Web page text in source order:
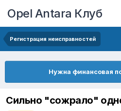
Opel Antara Клуб
Регистрация неисправностей
Нужна финансовая
Сильно "сожрало"